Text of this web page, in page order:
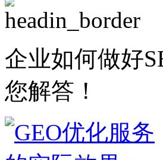
企业如何做好
您解答！